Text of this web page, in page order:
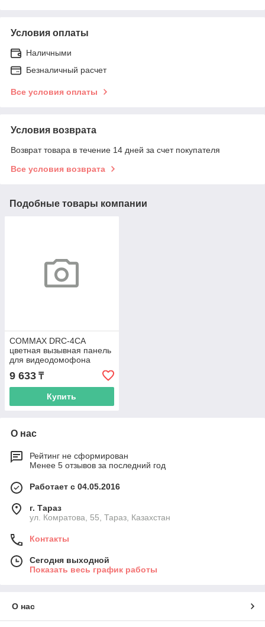
Условия оплаты
Наличными
Безналичный расчет
Все условия оплаты
Условия возврата
Возврат товара в течение 14 дней за счет покупателя
Все условия возврата
Подобные товары компании
COMMAX DRC-4СА
цветная вызывная панель
для видеодомофона
9 633 ₸
Купить
О нас
Рейтинг не сформирован
Менее 5 отзывов за последний год
Работает с 04.05.2016
г. Тараз
ул. Комратова, 55, Тараз, Казахстан
Контакты
Сегодня выходной
Показать весь график работы
О нас